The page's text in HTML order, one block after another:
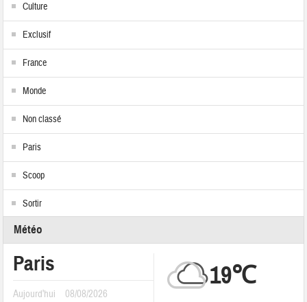
Culture
Exclusif
France
Monde
Non classé
Paris
Scoop
Sortir
Météo
Paris
Aujourd'hui 08/08/2026
19℃